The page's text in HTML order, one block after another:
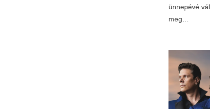
ünnepévé
meg…